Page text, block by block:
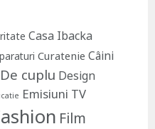
Casa Ibacka
Curatenie Câini
De cuplu Design
Emisiuni TV
Film